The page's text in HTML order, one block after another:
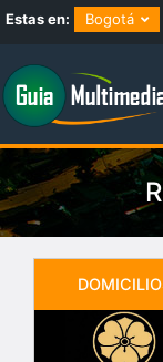
Estas en: Bogotá